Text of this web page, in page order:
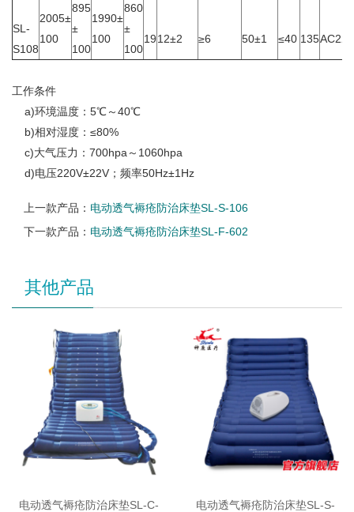
SL-
S108
2005±
100
895
±
100
1990±
100
860
±
100
1912±2 ≥6 50±1 ≤40 135
工作条件
a)环境温度：5℃～40℃
b)相对湿度：≤80%
c)大气压力：700hpa～1060hpa
d)电压220V±22V；频率50Hz±1Hz
上一款产品： 电动透气褥疮防治床垫SL-S-106
下一款产品： 电动透气褥疮防治床垫SL-F-602
其他产品
电动透气褥疮防治床垫SL-C-
电动透气褥疮防治床垫SL-S-